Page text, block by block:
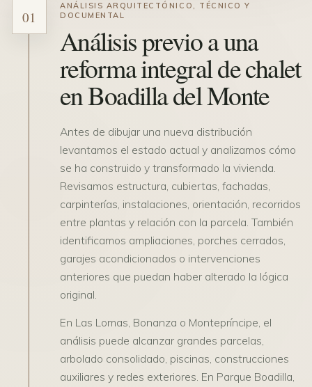
01
ANÁLISIS ARQUITECTÓNICO, TÉCNICO Y
DOCUMENTAL
Análisis previo a una
reforma integral de chalet
en Boadilla del Monte
Antes de dibujar una nueva distribución
levantamos el estado actual y analizamos cómo
se ha construido y transformado la vivienda.
Revisamos estructura, cubiertas, fachadas,
carpinterías, instalaciones, orientación, recorridos
entre plantas y relación con la parcela. También
identificamos ampliaciones, porches cerrados,
garajes acondicionados o intervenciones
anteriores que puedan haber alterado la lógica
original.
En Las Lomas, Bonanza o Montepríncipe, el
análisis puede alcanzar grandes parcelas,
arbolado consolidado, piscinas, construcciones
auxiliares y redes exteriores. En Parque Boadilla,